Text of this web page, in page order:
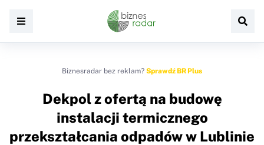
Biznesradar bez reklam? Sprawdź BR Plus
Dekpol z ofertą na budowę
instalacji termicznego
przekształcania odpadów w Lublinie